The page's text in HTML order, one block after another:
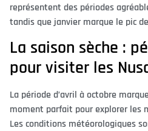
représentent des périodes
tandis que janvier marque le pic
La saison sèche :
pour visiter les
La période d’avril à octobre
moment parfait pour explorer les
Les conditions météorologiques